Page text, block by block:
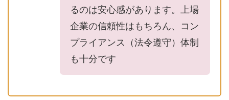
るのは安心感があります。上場
企業の信頼性はもちろん、コン
プライアンス（法令遵守）体制
も十分です